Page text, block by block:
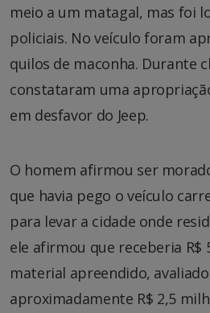
meio a um matagal, mas foi
policiais. No veículo foram
quilos de maconha. Durante
constataram uma
em desfavor do Jeep.
O homem afirmou ser
que havia pego o veículo
para levar a cidade onde
ele afirmou que receberia R$
material apreendido,
aproximadamente R$ 2,5